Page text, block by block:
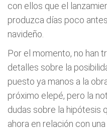
con ellos que el
produzca días poco
navideño.
Por el momento, no han
detalles sobre la
puesto ya manos a la
próximo elepé, pero la
dudas sobre la hipótesis
ahora en relación con